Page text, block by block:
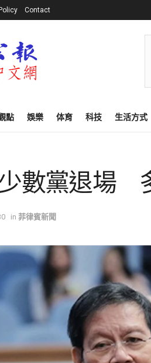
Contact
點 娛樂 体育 科技 生活方式
數黨退場
in 菲律賓新聞